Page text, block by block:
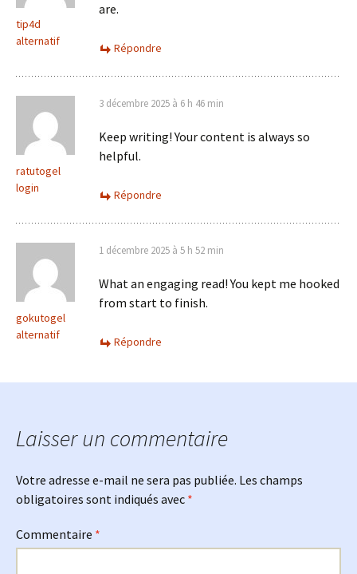
tip4d
alternatif
are.
Répondre
ratutogel
login
3 décembre 2025 à 6 h 46 min
Keep writing! Your content is always so
helpful.
Répondre
gokutogel
alternatif
1 décembre 2025 à 5 h 52 min
What an engaging read! You kept me hooked
from start to finish.
Répondre
Laisser un commentaire
Votre adresse e-mail ne sera pas publiée. Les champs
obligatoires sont indiqués avec *
Commentaire *